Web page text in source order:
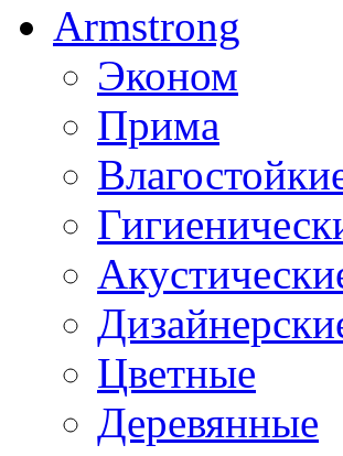
Armstrong
Эконом
Прима
Цветные
Деревянные